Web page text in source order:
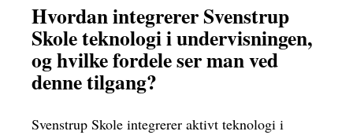
Hvordan integrerer Svenstrup
Skole teknologi i undervisningen,
og hvilke fordele ser man ved
denne tilgang?
Svenstrup Skole integrerer aktivt teknologi i